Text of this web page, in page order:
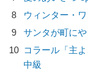
8
ウィンター・
9
サンタが町に
10 コラール「主
中級